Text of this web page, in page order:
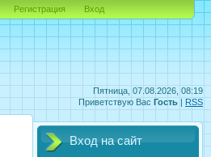
Пятница, 07.08.2026, 08:19
Приветствую Вас Гость | RSS
Регистрация Вход
Вход на сайт